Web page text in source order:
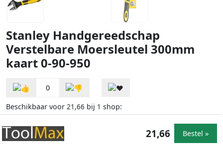
Stanley Handgereedschap
Verstelbare Moersleutel 300mm
kaart 0-90-950
0
Beschikbaar voor 21,66 bij 1 shop:
21,66 Bestel »